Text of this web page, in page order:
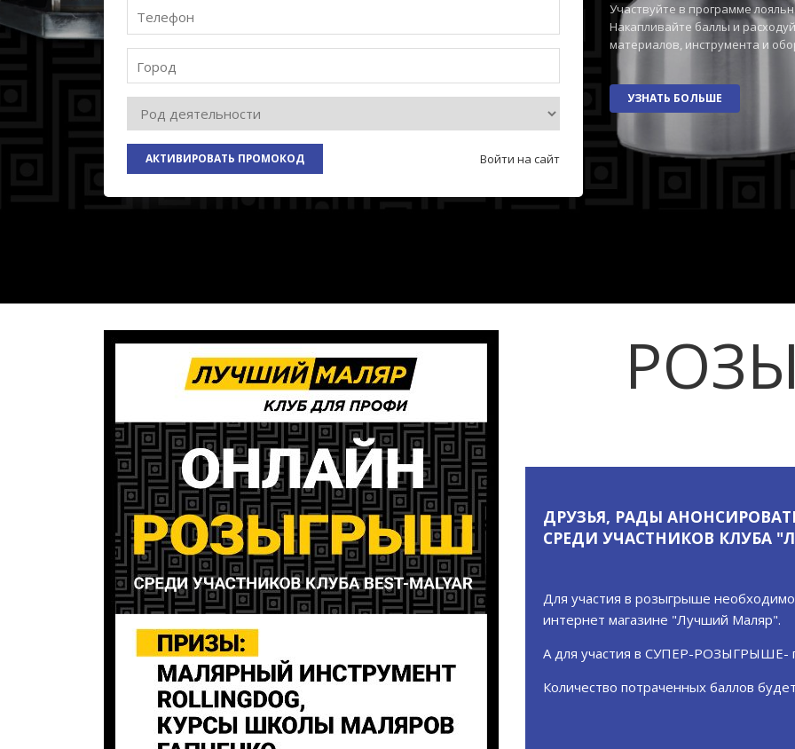
Войти на сайт
Участвуйте в программе
Накапливайте баллы и
материалов, инструмента и
УЗНАТЬ БОЛЬШЕ
ДРУЗЬЯ, РАДЫ
СРЕДИ УЧАСТНИКОВ КЛУБА
Для участия в розыгрыше
интернет магазине "Лучший Маляр".
А для участия в СУПЕР-РОЗЫГРЫШЕ-
Количество потраченных баллов